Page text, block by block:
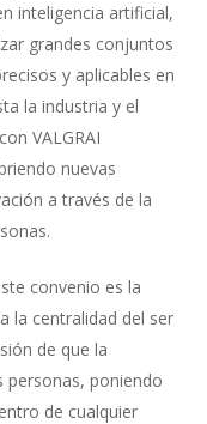
inteligencia artificial,
grandes conjuntos
y aplicables en
la industria y el
VALGRAI
nuevas
a través de la
convenio es la
la centralidad del ser
de que la
personas, poniendo
de cualquier